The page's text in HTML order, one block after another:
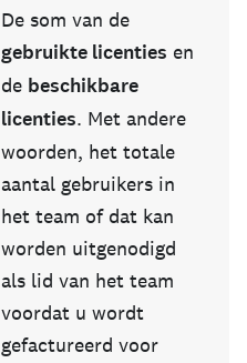
De som van de
gebruikte licenties en
de beschikbare
licenties. Met andere
woorden, het totale
aantal gebruikers in
het team of dat kan
worden uitgenodigd
als lid van het team
voordat u wordt
gefactureerd voor